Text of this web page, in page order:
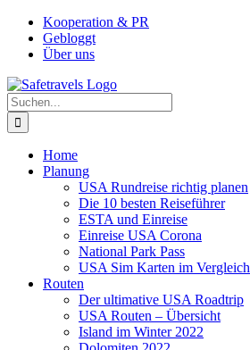
Zum
Inhalt
springen
Facebook
Instagram
YouTube
PinterestKooperation & PR
Gebloggt
Über uns
Suche
nach:
Home
Planung
USA Rundreise richtig planen
Die 10 besten Reiseführer
ESTA und Einreise
Einreise USA Corona
National Park Pass
USA Sim Karten im Vergleich
Routen
Der ultimative USA Roadtrip
USA Routen – Übersicht
Island im Winter 2022